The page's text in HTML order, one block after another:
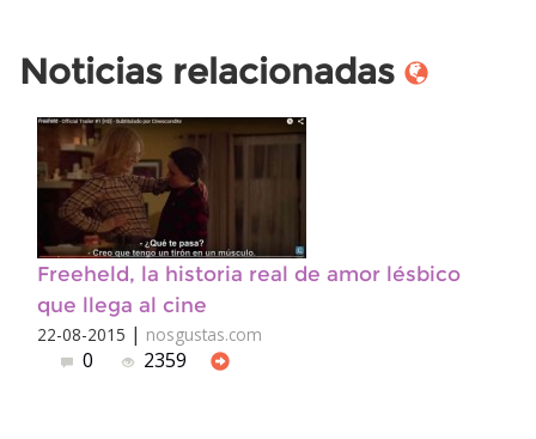
Noticias relacionadas
Freeheld, la historia real de amor lésbico
que llega al cine
22-08-2015 | nosgustas.com
0 2359